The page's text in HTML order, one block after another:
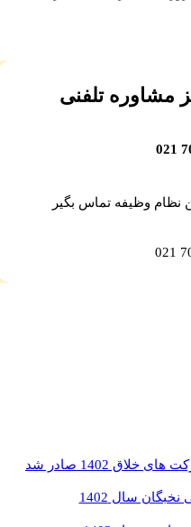
تلفنی
وظیفه تماس بگیر
صادر شد
سال 1402